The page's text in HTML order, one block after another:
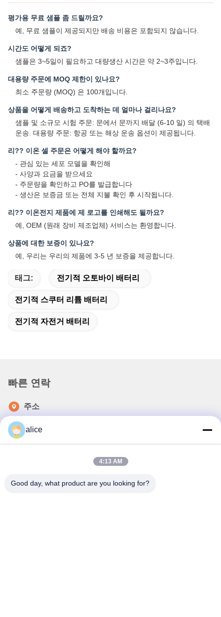
평가용 무료 샘플 좀 드릴까요?
예, 무료 샘플이 제공되지만 배송 비용은 포함되지 않습니다.
시간도 어떻게 되죠?
샘플은 3~5일이 필요하고 대량생산 시간은 약 2~3주입니다.
대용량 주문에 MOQ 제한이 있나요?
최소 주문량 (MOQ) 은 100개입니다.
상품을 어떻게 배송하고 도착하는 데 얼마나 걸리나요?
샘플 및 소규모 시험 주문: 문에서 문까지 배달 (6-10 일) 의 택배
운송. 대용량 주문: 항공 또는 해상 운송 옵션이 제공됩니다.
리?? 이온 셀 주문은 어떻게 해야 할까요?
- 관심 있는 세포 모델을 확인해
- 사양과 요금을 받으세요
- 주문량을 확인하고 PO를 발급합니다
- 생산은 보증금 또는 전체 지불 확인 후 시작됩니다.
리?? 이온전지 제품에 제 로고를 인쇄해도 될까요?
예, OEM (원래 장비 제조업체) 서비스는 환영합니다.
상품에 대한 보증이 있나요?
예, 우리는 우리의 제품에 3-5 년 보증을 제공합니다.
태그: 전기적 오토바이 배터리
전기적 스쿠터 리튬 배터리
전기적 자전거 배터리
빠른 연락
주소
즈후안 시, 산둥, 중국
이메일
alice
4:13 AM
Good day, what product are you looking for?